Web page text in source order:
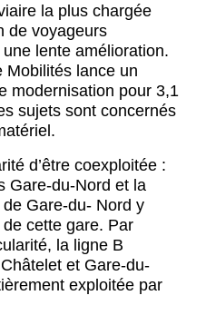
la plus chargée
de voyageurs
lente amélioration.
Mobilités lance un
modernisation pour 3,1
sujets sont concernés
d’être coexploitée :
Gare-du-Nord et la
Gare-du- Nord y
cette gare. Par
la ligne B
et Gare-du-
exploitée par